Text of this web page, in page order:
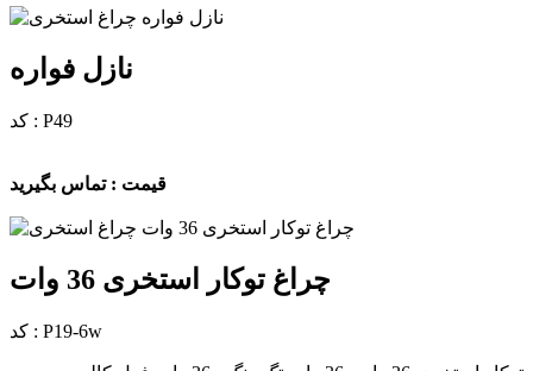
نازل فواره
کد : P49
قیمت : تماس بگیرید
چراغ توکار استخری 36 وات
کد : P19-6w